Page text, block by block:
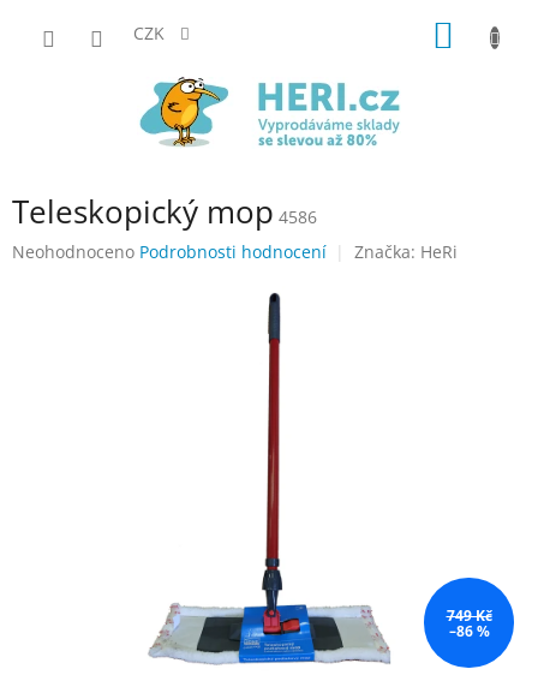
CZK
Teleskopický mop 4586
Průměrné
Neohodnoceno Podrobnosti hodnocení Značka: HeRi
749 Kč
–86 %